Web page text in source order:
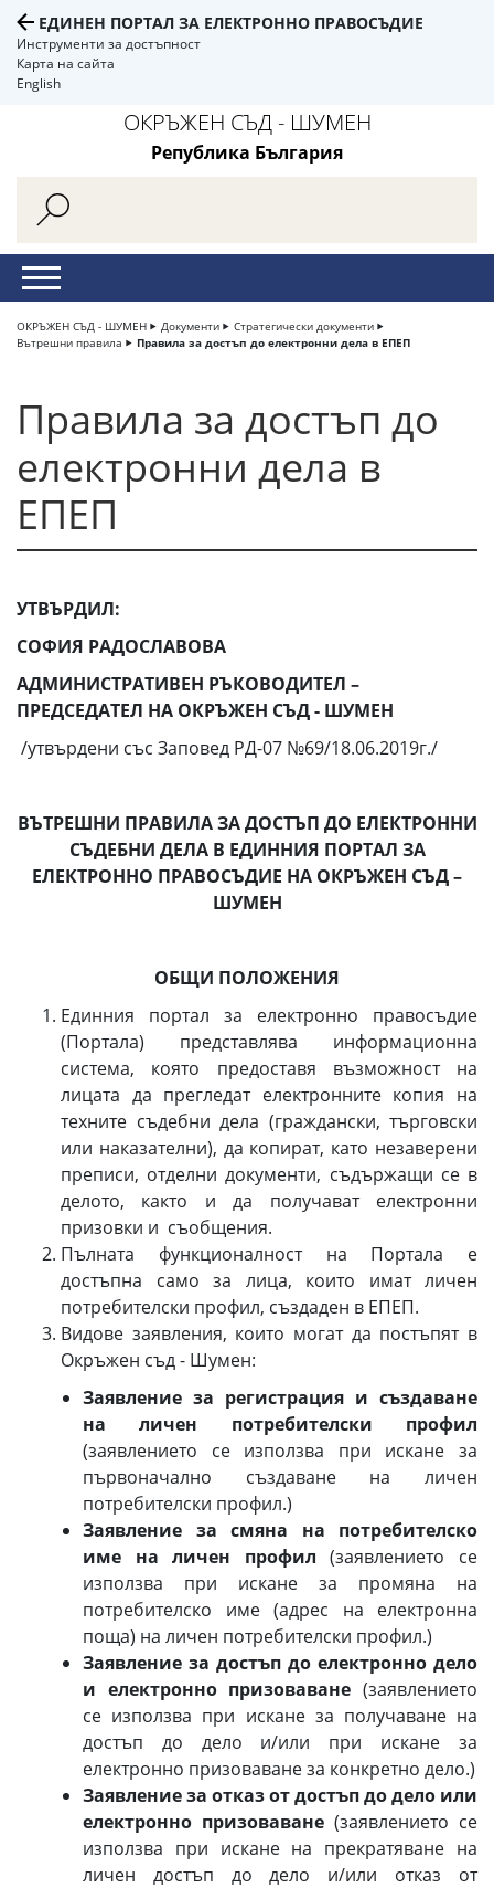
ЕДИНЕН ПОРТАЛ ЗА ЕЛЕКТРОННО ПРАВОСЪДИЕ
Инструменти за достъпност
Карта на сайта
English
ОКРЪЖЕН СЪД - ШУМЕН
Република България
ОКРЪЖЕН СЪД - ШУМЕН Документи
Стратегически документи
Вътрешни правила
Правила за достъп до електронни дела в ЕПЕП
Правила за достъп до
електронни дела в
ЕПЕП
УТВЪРДИЛ:
СОФИЯ РАДОСЛАВОВА
АДМИНИСТРАТИВЕН РЪКОВОДИТЕЛ –
ПРЕДСЕДАТЕЛ НА ОКРЪЖЕН СЪД - ШУМЕН
/утвърдени със Заповед РД-07 №69/18.06.2019г./
ВЪТРЕШНИ ПРАВИЛАЗА ДОСТЪП ДО ЕЛЕКТРОННИ
СЪДЕБНИ ДЕЛА В ЕДИННИЯ ПОРТАЛ ЗА
ЕЛЕКТРОННО ПРАВОСЪДИЕ НА ОКРЪЖЕН СЪД –
ШУМЕН
ОБЩИ ПОЛОЖЕНИЯ
Единния портал за електронно правосъдие
(Портала) представлява информационна
система, която предоставя възможност на
лицата да прегледат електронните копия на
техните съдебни дела (граждански, търговски
или наказателни), да копират, като незаверени
преписи, отделни документи, съдържащи се в
делото, както и да получават електронни
призовки и съобщения.
Пълната функционалност на Портала е
достъпна само за лица, които имат личен
потребителски профил, създаден в ЕПЕП.
Видове заявления, които могат да постъпят в
Окръжен съд - Шумен:
Заявление за регистрация и създаване
на личен потребителски профил
(заявлението се използва при искане за
първоначално създаване на личен
потребителски профил.)
Заявление за смяна на потребителско
име на личен профил (заявлението се
използва при искане за промяна на
потребителско име (адрес на електронна
поща) на личен потребителски профил.)
Заявление за достъп до електронно дело
и електронно призоваване (заявлението
се използва при искане за получаване на
достъп до дело и/или при искане за
електронно призоваване за конкретно дело.)
Заявление за отказ от достъп до дело или
електронно призоваване (заявлението се
използва при искане на прекратяване на
личен достъп до дело и/или отказ от